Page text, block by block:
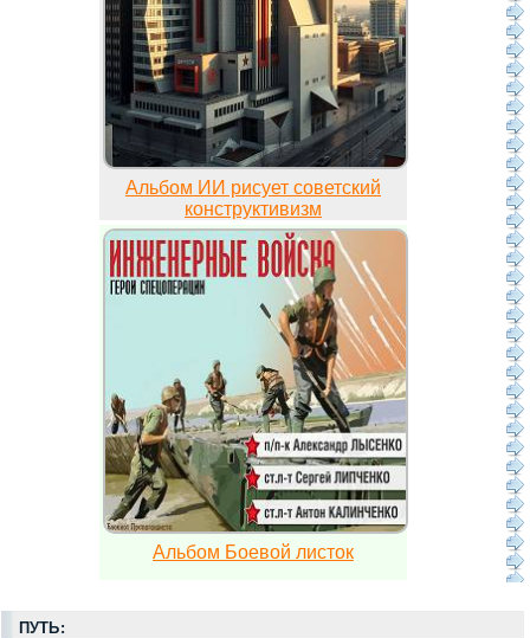
Альбом ИИ рисует советский
конструктивизм
Альбом Боевой листок
ПУТЬ: